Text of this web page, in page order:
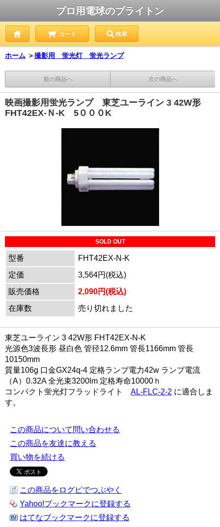
プロ用電球のブライトン
カート 検索
ホーム ＞撮影用 蛍光灯 蛍光ランプ
前の商品へ 次の商品へ
映画撮影用蛍光ランプ 東芝ユーライン 3 42W形
FHT42EX-Ｎ-K 5０００K
SOLD OUT
型番
FHT42EX-N-K
定価
3,564円(税込)
販売価格
2,090円(税込)
在庫数
売り切れました
東芝ユーライン 3 42W形 FHT42EX-N-K
光源色3波長形 昼白色 管径12.6mm 管長1166mm 管長
10150mm
質量106g 口金GX24q-4 定格ランプ電力42w ランプ電流
（A）0.32A 全光束3200lm 定格寿命10000ｈ
コンパクト蛍光灯フラッドライト AL-FLC-2-2 に適合しま
す。
この商品について問い合わせる
この商品を友達に教える
買い物を続ける
この商品をログピでつぶやく
Yahoo!ブックマークに登録する
はてなブックマークに登録する